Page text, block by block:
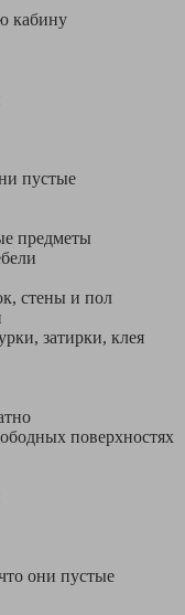
кабину
пустые
предметы
стены и пол
затирки, клея
поверхностях
они пустые